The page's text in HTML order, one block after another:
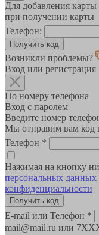
Для добавления
при получении карты
Телефон:
Возникли проблемы?
Вход или регистрация
По номеру телефона
Вход с паролем
Введите номер
Мы отправим вам код
Телефон *
Нажимая на кнопку
персональных данных
конфиденциальности
E-mail или Телефон *
mail@mail.ru или